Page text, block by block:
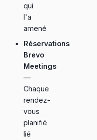
qui
l'a
amené
Réservations
Brevo
Meetings
—
Chaque
rendez-
vous
planifié
lié